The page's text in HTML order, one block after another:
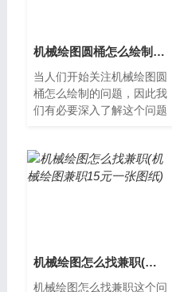
机械绘图圆桶怎么绘制(圆桶平面图怎么画)
当人们开始关注机械绘图圆
桶怎么绘制的问题，因此我
们有必要深入了解这个问题
是一个常见...
机械绘图怎么找兼职(机械绘图兼职15元一张图纸)
机械绘图怎么找兼职这个问